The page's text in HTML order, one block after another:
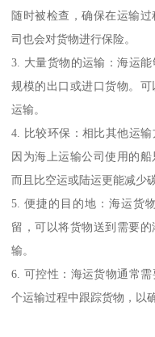
随时被检查，确保在运输
司也会对货物进行保险。
3. 大量货物的运输：海运
规模的出口或进口货物。
运输。
4. 比较环保：相比其他运
因为海上运输公司使用的
而且比空运或陆运更能减少
5. 便捷的目的地：海运货
留，可以将货物送到需要
输。
6. 可控性：海运货物通常
个运输过程中跟踪货物，以